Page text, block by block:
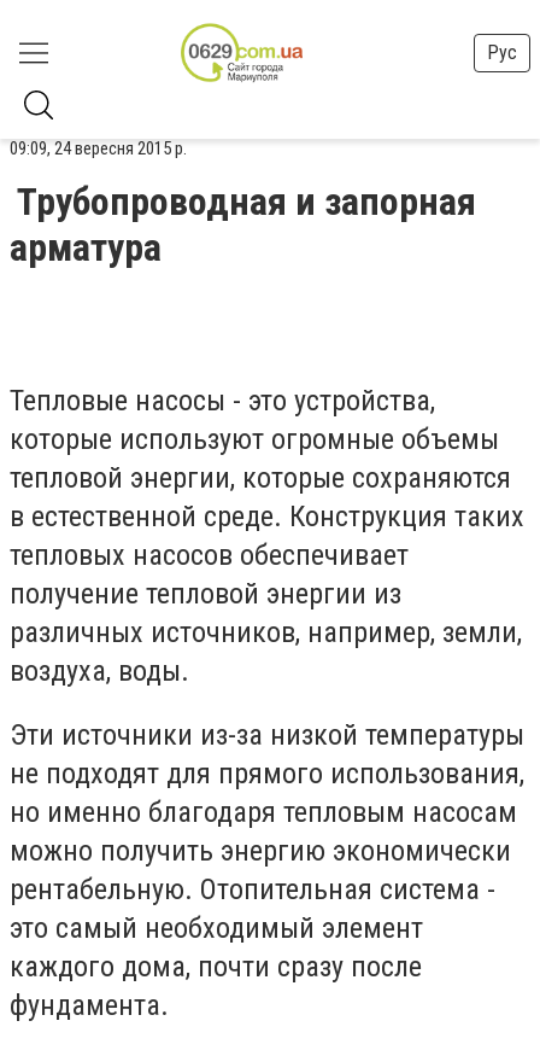
Рус
09:09, 24 вересня 2015 р.
Трубопроводная и запорная
арматура
Тепловые насосы - это устройства,
которые используют огромные объемы
тепловой энергии, которые сохраняются
в естественной среде. Конструкция таких
тепловых насосов обеспечивает
получение тепловой энергии из
различных источников, например, земли,
воздуха, воды.
Эти источники из-за низкой температуры
не подходят для прямого использования,
но именно благодаря тепловым насосам
можно получить энергию экономически
рентабельную. Отопительная система -
это самый необходимый элемент
каждого дома, почти сразу после
фундамента.